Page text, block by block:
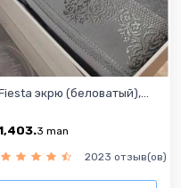
экрю (беловатый),...
3 man
2023 отзыв(ов)